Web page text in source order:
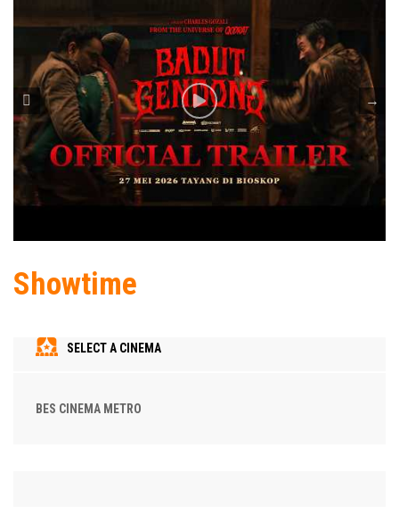
Showtime
SELECT A CINEMA
BES CINEMA METRO